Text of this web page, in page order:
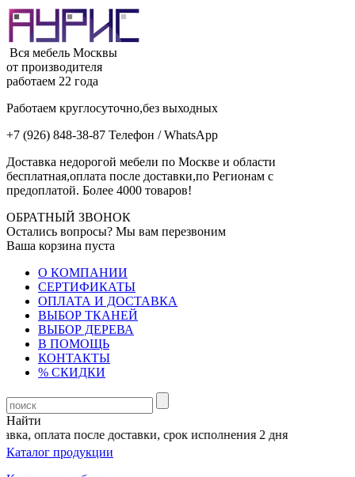
Вся мебель Москвы
от производителя
работаем 22 года
Работаем круглосуточно,без выходных
+7 (926) 848-38-87 Телефон / WhatsApp
Доставка недорогой мебели по Москве и области
бесплатная,оплата после доставки,по Регионам с
предоплатой. Более 4000 товаров!
ОБРАТНЫЙ ЗВОНОК
Остались вопросы? Мы вам перезвоним
Ваша корзина пуста
О КОМПАНИИ
СЕРТИФИКАТЫ
ОПЛАТА И ДОСТАВКА
ВЫБОР ТКАНЕЙ
ВЫБОР ДЕРЕВА
В ПОМОЩЬ
КОНТАКТЫ
% СКИДКИ
Найти
оплата после доставки, срок исполнения 2 дня
Каталог продукции